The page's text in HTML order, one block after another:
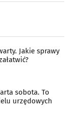
Jakie sprawy
sobota. To
urzędowych